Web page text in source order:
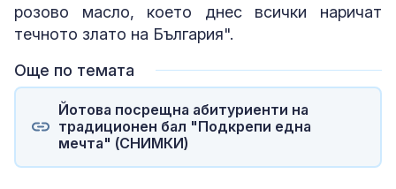
розово масло, което днес всички наричат
течното злато на България".
Още по темата
Йотова посрещна абитуриенти на
традиционен бал "Подкрепи една
мечта" (СНИМКИ)